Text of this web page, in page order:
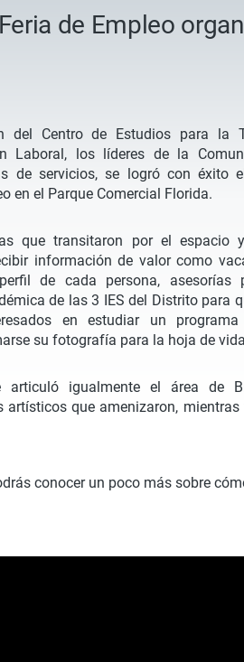
de Empleo
del Centro de Estudios para la
Laboral, los líderes de la
de servicios, se logró con éxito
en el Parque Comercial Florida.
que transitaron por el espacio
información de valor como
de cada persona, asesorías
de las 3 IES del Distrito para
en estudiar un
su fotografía para la hoja de
articuló igualmente el área de
artísticos que amenizaron,
conocer un poco más sobre